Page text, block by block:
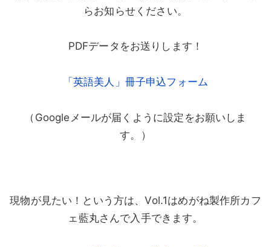
らお知らせください。
PDFデータをお送りします！
「英語美人」冊子申込フォーム
（Googleメールが届くように設定をお願いしま
す。）
現物が見たい！という方は、Vol.1はめがね製作所カフ
ェ藍丸さんで入手できます。